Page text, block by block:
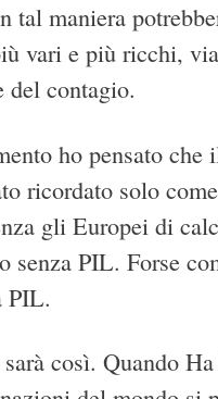
tal maniera
vari e più ricchi,
del contagio.
ho pensato che
ricordato solo
gli Europei di
senza PIL. Forse
PIL.
così. Quando